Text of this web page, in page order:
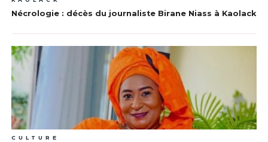
Nécrologie : décès du journaliste Birane Niass à Kaolack
CULTURE